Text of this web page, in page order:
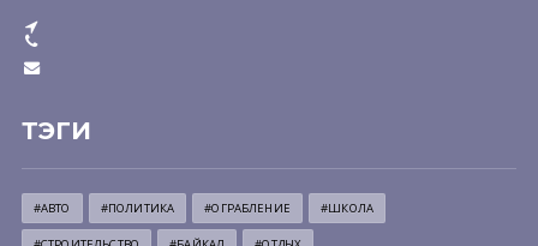
ТЭГИ
#АВТО #ПОЛИТИКА #ОГРАБЛЕНИЕ #ШКОЛА